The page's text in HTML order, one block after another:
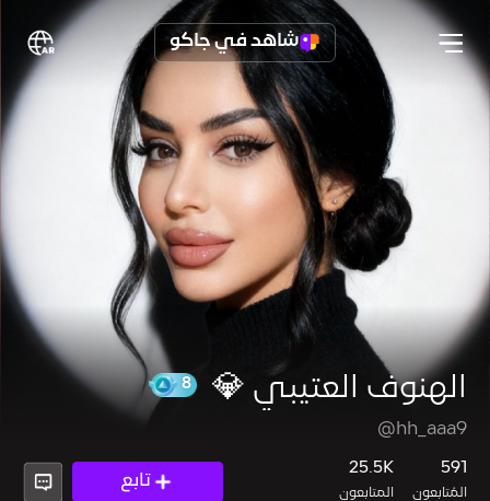
شاهد في جاكو
الهنوف العتيبي 💎
@hh_aaa9
591
المُتابعون
25.5K
المتابعون
تابع